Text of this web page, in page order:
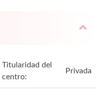
Titularidad del
centro:
Privada